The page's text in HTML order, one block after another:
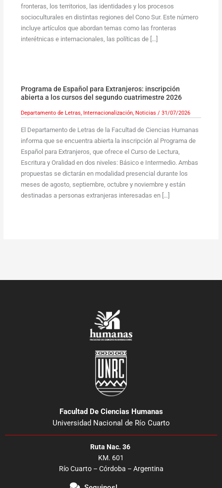
fronteras, los territorios, las identidades y los procesos
socioculturales en distintas regiones del Cono Sur. Este número
incluye artículos que abordan temas como las fronteras
interétnicas e internacionales, las políticas de […]
Programa de Español para Extranjeros: inscripción
abierta a los cursos del segundo cuatrimestre 2026
Departamento de Letras, Internacionalización, Noticias / 31/07/2026
El Departamento de Letras de la Facultad de Ciencias Humanas
informa que se encuentra abierta la inscripción al Programa de
Español para Extranjeros, que ofrece el Curso de Lectura,
Escritura y Oralidad en dos niveles: Básico e Intermedio. Ambas
propuestas se dictarán en modalidad presencial durante los
meses de agosto, septiembre, octubre y noviembre y están
destinadas a personas extranjeras interesadas en […]
Facultad De Ciencias Humanas
Universidad Nacional de Río Cuarto
Ruta Nac. 36
KM. 601
Río Cuarto – Córdoba – Argentina